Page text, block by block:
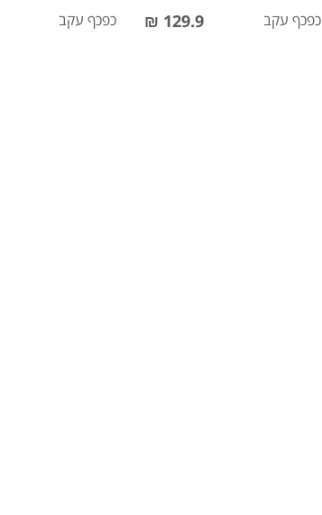
כפכף עקב 129.9 ₪ כפכף עקב